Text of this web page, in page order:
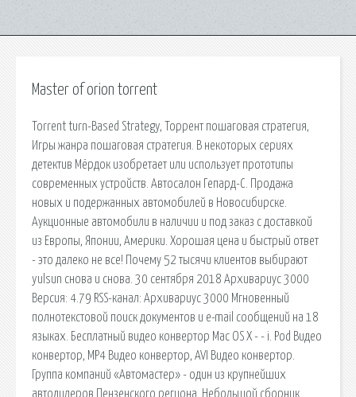
Master of orion torrent
Torrent turn-Based Strategy, Торрент пошаговая стратегия,
Игры жанра пошаговая стратегия. В некоторых сериях
детектив Мёрдок изобретает или использует прототипы
современных устройств. Автосалон Гепард-С. Продажа
новых и подержанных автомобилей в Новосибирске.
Аукционные автомобили в наличии и под заказ с доставкой
из Европы, Японии, Америки. Хорошая цена и быстрый ответ
- это далеко не все! Почему 52 тысячи клиентов выбирают
yulsun снова и снова. 30 сентября 2018 Архивариус 3000
Версия: 4.79 RSS-канал: Архивариус 3000 Мгновенный
полнотекстовой поиск документов и e-mail сообщений на 18
языках. Бесплатный видео конвертор Mac OS X - - i. Pod Видео
конвертор, MP4 Видео конвертор, AVI Видео конвертор.
Группа компаний «Автомастер» - один из крупнейших
автодилеров Пензенского региона. Небольшой сборник